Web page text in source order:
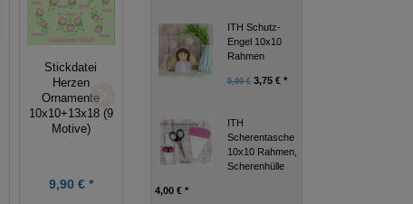
Stickdatei
Herzen
Ornamente
10x10+13x18 (9
Motive)
9,90 € *
Stickdatei Herz
10x10
3,99 € *
Stickdatei
ITH Schutz-
Engel 10x10
Rahmen
5,00 €3,75 € *
ITH
Scherentasche
10x10 Rahmen,
Scherenhülle
4,00 € *